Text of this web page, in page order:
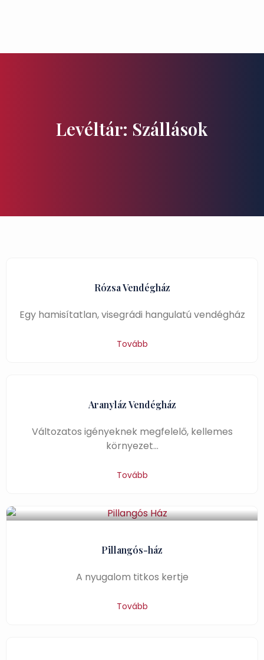
Levéltár: Szállások
Rózsa Vendégház
Egy hamisítatlan, visegrádi hangulatú vendégház
Tovább
Aranyláz Vendégház
Változatos igényeknek megfelelő, kellemes
környezet…
Tovább
Pillangós-ház
A nyugalom titkos kertje
Tovább